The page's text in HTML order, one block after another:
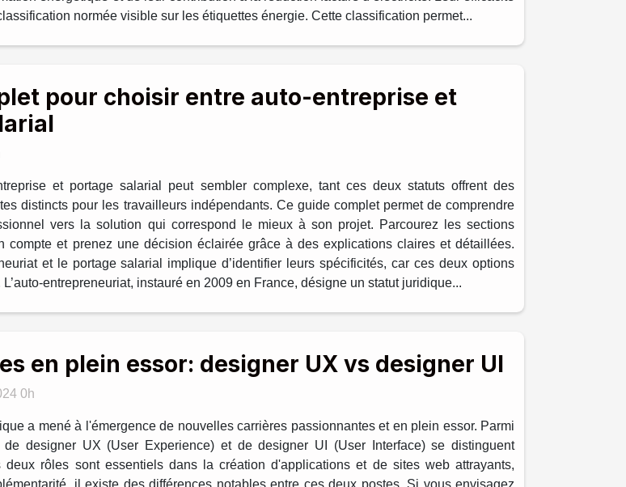
normée visible sur les étiquettes énergie. Cette classification permet...
pour choisir entre auto-entreprise et
et portage salarial peut sembler complexe, tant ces deux statuts offrent des
distincts pour les travailleurs indépendants. Ce guide complet permet de comprendre
vers la solution qui correspond le mieux à son projet. Parcourez les sections
et prenez une décision éclairée grâce à des explications claires et détaillées.
et le portage salarial implique d’identifier leurs spécificités, car ces deux options
entrepreneuriat, instauré en 2009 en France, désigne un statut juridique...
en plein essor: designer UX vs designer UI
0h
a mené à l'émergence de nouvelles carrières passionnantes et en plein essor. Parmi
designer UX (User Experience) et de designer UI (User Interface) se distinguent
deux rôles sont essentiels dans la création d'applications et de sites web attrayants,